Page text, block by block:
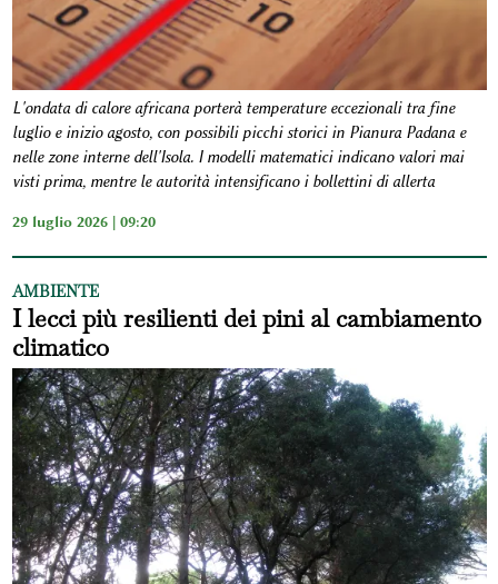
L'ondata di calore africana porterà temperature eccezionali tra fine
luglio e inizio agosto, con possibili picchi storici in Pianura Padana e
nelle zone interne dell'Isola. I modelli matematici indicano valori mai
visti prima, mentre le autorità intensificano i bollettini di allerta
29 luglio 2026 | 09:20
AMBIENTE
I lecci più resilienti dei pini al cambiamento
climatico